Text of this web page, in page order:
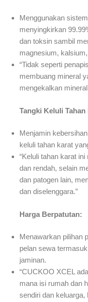
Menggunakan sistem
menyingkirkan
dan toksin sambil
magnesium,
“Tidak seperti
membuang mineral
mengekalkan
Tangki Keluli
Menjamin
keluli tahan karat
“Keluli tahan karat
dan rendah, selain
dan patogen lain,
dan diselenggara.”
Harga Berpatutan:
Menawarkan pilihan
pelan sewa
jaminan.
“CUCKOO XCEL
mana isi rumah dan
sendiri dan keluarga,